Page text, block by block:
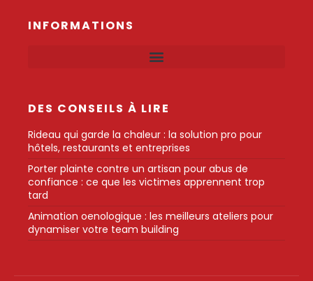
INFORMATIONS
DES CONSEILS À LIRE
Rideau qui garde la chaleur : la solution pro pour
hôtels, restaurants et entreprises
Porter plainte contre un artisan pour abus de
confiance : ce que les victimes apprennent trop
tard
Animation oenologique : les meilleurs ateliers pour
dynamiser votre team building